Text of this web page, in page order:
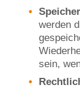
werden
sein,